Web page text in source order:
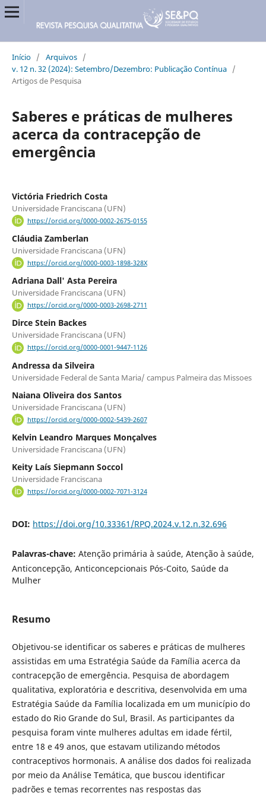
Início / Arquivos /
v. 12 n. 32 (2024): Setembro/Dezembro: Publicação Contínua /
Artigos de Pesquisa
Saberes e práticas de mulheres
acerca da contracepção de
emergência
Victória Friedrich Costa
Universidade Franciscana (UFN)
https://orcid.org/0000-0002-2675-0155
Cláudia Zamberlan
Universidade Franciscana (UFN)
https://orcid.org/0000-0003-1898-328X
Adriana Dall' Asta Pereira
Universidade Franciscana (UFN)
https://orcid.org/0000-0003-2698-2711
Dirce Stein Backes
Universidade Franciscana (UFN)
https://orcid.org/0000-0001-9447-1126
Andressa da Silveira
Universidade Federal de Santa Maria/ campus Palmeira das Missoes
Naiana Oliveira dos Santos
Universidade Franciscana (UFN)
https://orcid.org/0000-0002-5439-2607
Kelvin Leandro Marques Monçalves
Universidade Franciscana (UFN)
Keity Laís Siepmann Soccol
Universidade Franciscana
https://orcid.org/0000-0002-7071-3124
DOI: https://doi.org/10.33361/RPQ.2024.v.12.n.32.696
Palavras-chave: Atenção primária à saúde, Atenção à saúde,
Anticoncepção, Anticoncepcionais Pós-Coito, Saúde da
Mulher
Resumo
Objetivou-se identificar os saberes e práticas de mulheres
assistidas em uma Estratégia Saúde da Família acerca da
contracepção de emergência. Pesquisa de abordagem
qualitativa, exploratória e descritiva, desenvolvida em uma
Estratégia Saúde da Família localizada em um município do
estado do Rio Grande do Sul, Brasil. As participantes da
pesquisa foram vinte mulheres adultas em idade fértil,
entre 18 e 49 anos, que estavam utilizando métodos
contraceptivos hormonais. A análise dos dados foi realizada
por meio da Análise Temática, que buscou identificar
padrões e temas recorrentes nas respostas das